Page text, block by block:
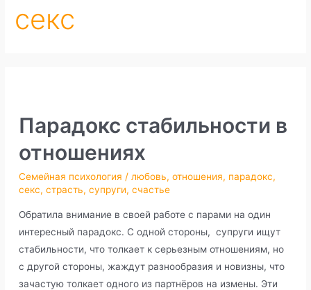
секс
Парадокс стабильности в
отношениях
Семейная психология / любовь,отношения, парадокс,
секс,страсть,супруги,счастье
Обратила внимание в своей работе с парами на один
интересный парадокс. С одной стороны, супруги ищут
стабильности, что толкает к серьезным отношениям, но
с другой стороны, жаждут разнообразия и новизны, что
зачастую толкает одного из партнёров на измены. Эти